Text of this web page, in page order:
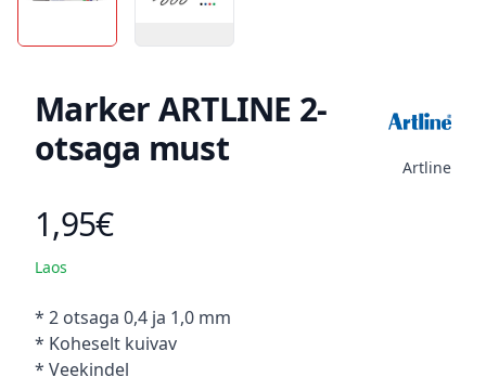
Marker ARTLINE 2-
otsaga must
Artline
Toote hind
1,95€
Laos
Kirjeldus
* 2 otsaga 0,4 ja 1,0 mm
* Koheselt kuivav
* Veekindel